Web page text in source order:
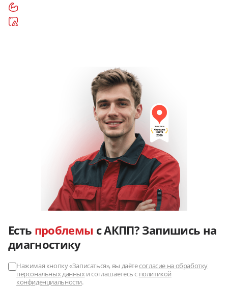
Есть проблемы с АКПП? Запишись на
диагностику
Нажимая кнопку «Записаться», вы даётесогласие на обработку
персональных данныхи соглашаетесь с политикой
конфиденциальности.